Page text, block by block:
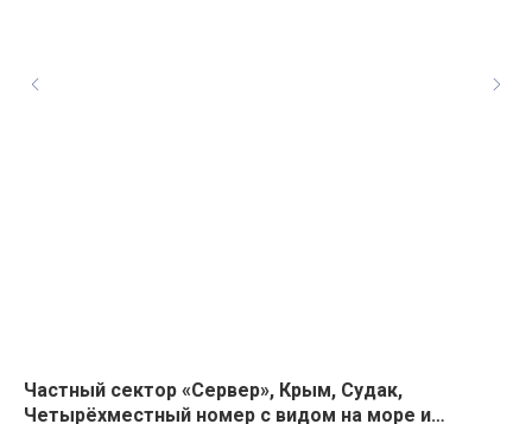
Частный сектор «Сервер», Крым, Судак,
Четырёхместный номер с видом на море и